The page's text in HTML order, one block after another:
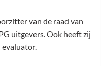
van de raad van
uitgevers. Ook heeft zij